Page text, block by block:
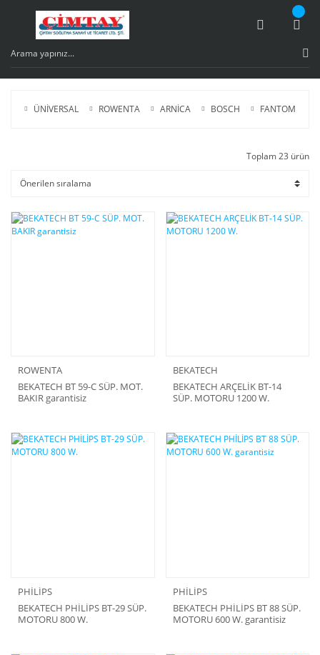
ÜNİVERSAL ROWENTA ARNİCA BOSCH FANTOM
Toplam 23 ürün
ROWENTA
BEKATECH BT 59-C SÜP. MOT.
BAKIR garantisiz
BEKATECH
BEKATECH ARÇELİK BT-14
SÜP. MOTORU 1200 W.
PHİLİPS
BEKATECH PHİLİPS BT-29 SÜP.
MOTORU 800 W.
PHİLİPS
BEKATECH PHİLİPS BT 88 SÜP.
MOTORU 600 W. garantisiz